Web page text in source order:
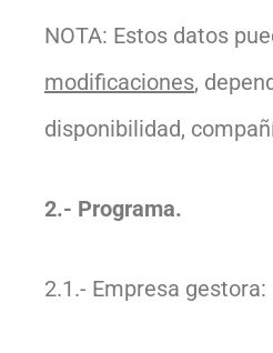
NOTA: Estos datos
modificaciones,
disponibilidad,
2.- Programa.
2.1.- Empresa gestora: